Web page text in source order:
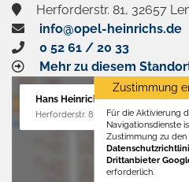
Herforderstr. 81, 32657
info@opel-heinrichs.de
0 52 61 / 20 33
Mehr zu diesem
Hans Heinrichs GmbH
Herforderstr. 81, 32657 Lemgo
Zustimmung
Für die Aktivierung
Navigationsdienste
Zustimmung zu den
Drittanbieter
erforderlich.